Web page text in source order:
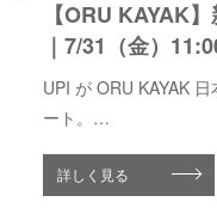
詳しく見る
詳しく見る
【ORU KAYAK
｜7/31（金）
UPI が ORU KAYAK
ート。
けします。
詳しく見る
詳しく見る